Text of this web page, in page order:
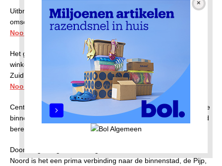
Uitbreidingen in het Centrum Amsterdam Noord staan
omschreven in onze pagina over Nieuwbouw in Amsterdam-
Noord
Het gebied omvat het Buikslotermeerplein met het
winkelcentrum Boven ’t Y, Loenermark, Elzenhagen Noord en
Zuid en het stationsgebied van het Station Noord van de
Noord/Zuidlijn
Centrum Amsterdam Noord ligt zowel dicht bij de ring A10 en de
binnenstad. Door de gunstige ligging is dit deel van Noord goed
bereikbaar, zowel met de auto als met het openbaar vervoer.
Door de gunstige verbindingen van het Centrum Amsterdam
Noord is het een prima verbinding naar de binnenstad, de Pijp,